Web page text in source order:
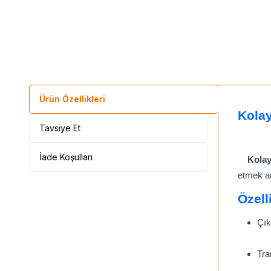
Ürün Özellikleri
Tavsiye Et
İade Koşulları
etmek